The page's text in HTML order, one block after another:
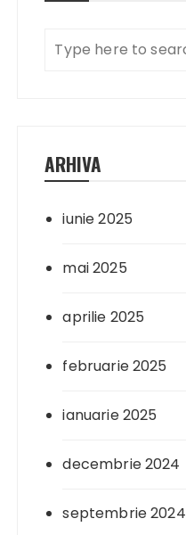
ARHIVA
iunie 2025
mai 2025
aprilie 2025
februarie 2025
ianuarie 2025
decembrie 2024
septembrie 2024